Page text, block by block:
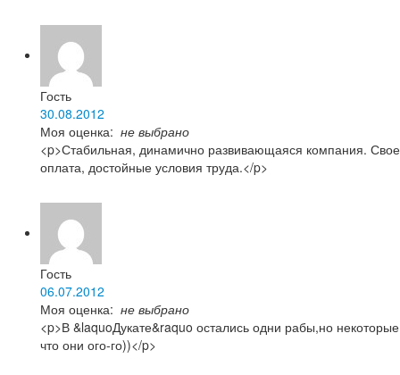
Гость
30.08.2012
Моя оценка: не выбрано
<p>Стабильная, динамично развивающаяся компания.
оплата, достойные условия труда.</p>
Гость
06.07.2012
Моя оценка: не выбрано
<p>В &laquoДукате&raquo остались одни рабы,но
что они ого-го))</p>